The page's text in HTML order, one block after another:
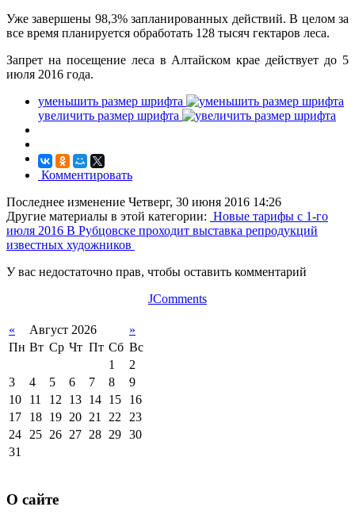
Уже завершены 98,3% запланированных действий. В целом за
все время планируется обработать 128 тысяч гектаров леса.
Запрет на посещение леса в Алтайском крае действует до 5
июля 2016 года.
уменьшить размер шрифта
увеличить размер шрифта
Комментировать
Последнее изменение Четверг, 30 июня 2016 14:26
Другие материалы в этой категории: Новые тарифы с 1-го
июля 2016 В Рубцовске проходит выставка репродукций
известных художников
У вас недостаточно прав, чтобы оставить комментарий
JComments
« Август 2026
»
Пн Вт Ср Чт Пт Сб Вс
1
2
3
4 5 6 7 8
9
10
11 12 13 14 15
16
17
18 19 20 21 22
23
24
25 26 27 28 29 30
31
О сайте